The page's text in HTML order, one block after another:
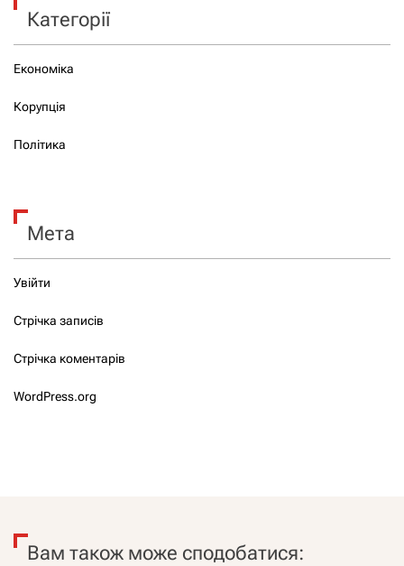
Категорії
Економіка
Корупція
Політика
Мета
Увійти
Стрічка записів
Стрічка коментарів
WordPress.org
Вам також може сподобатися: